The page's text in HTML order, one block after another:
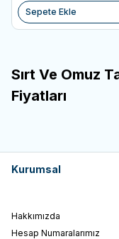
Sepete Ekle
Sırt Ve Omuz
Fiyatları
Kurumsal
Hakkımızda
Hesap Numaralarımız